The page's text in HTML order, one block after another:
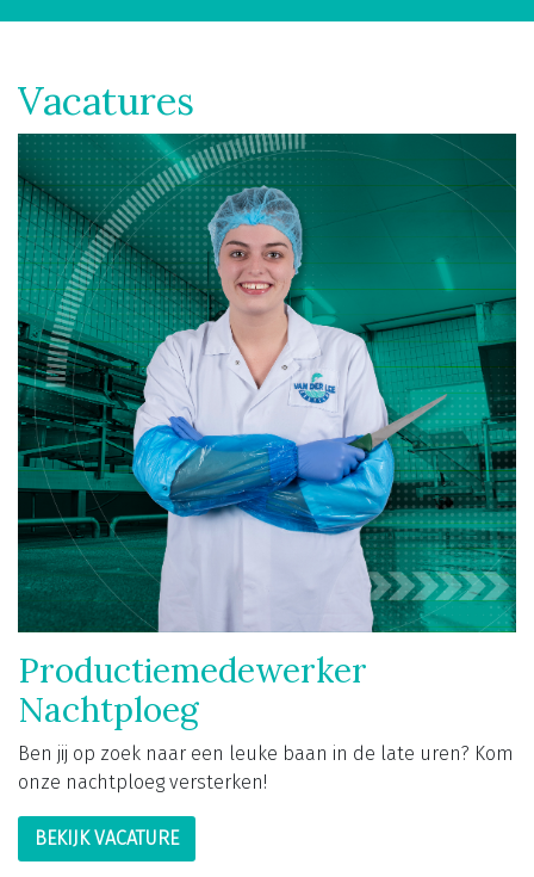
Vacatures
Productiemedewerker
Nachtploeg
Ben jij op zoek naar een leuke baan in de late uren? Kom
onze nachtploeg versterken!
BEKIJK VACATURE